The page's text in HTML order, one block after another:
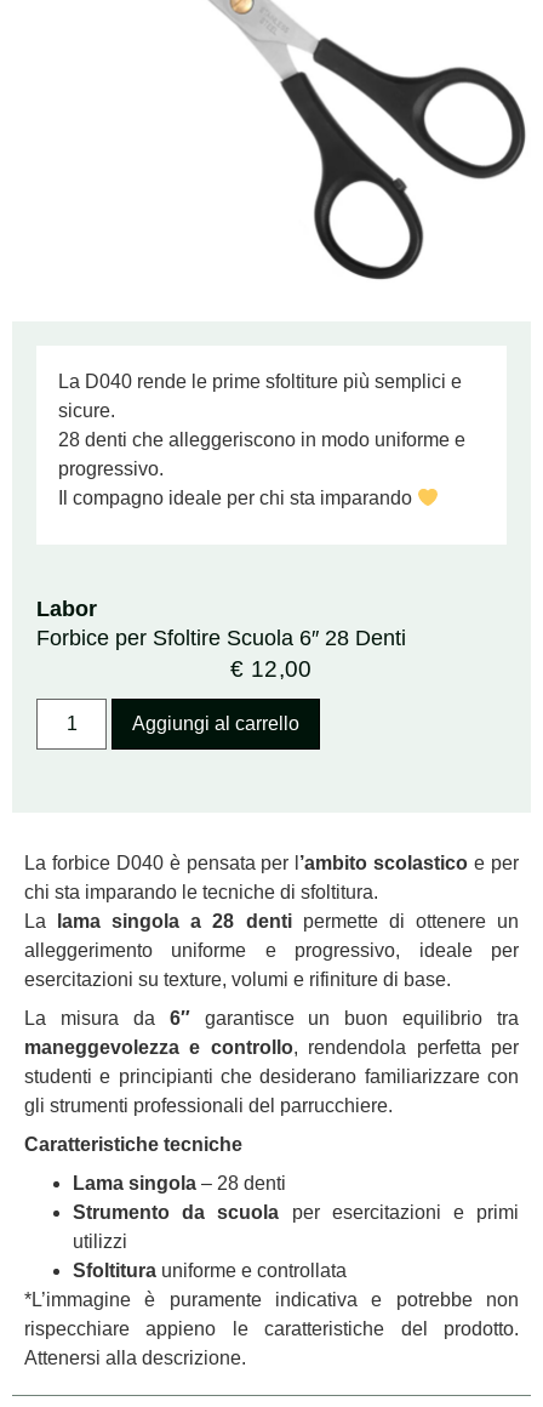
La D040 rende le prime sfoltiture più semplici e
sicure.
28 denti che alleggeriscono in modo uniforme e
progressivo.
Il compagno ideale per chi sta imparando
Labor
Forbice per Sfoltire Scuola 6″ 28 Denti
€ 12,00
Aggiungi al carrello
La forbice D040 è pensata per l ’ambito scolastico e per
chi sta imparando le tecniche di sfoltitura.
La
lama singola a 28 dentipermette di ottenere un
alleggerimento uniforme e progressivo, ideale per
esercitazioni su texture, volumi e rifiniture di base.
La misura da 6″garantisce un buon equilibrio tra
maneggevolezza e controllo, rendendola perfetta per
studenti e principianti che desiderano familiarizzare con
gli strumenti professionali del parrucchiere.
Caratteristiche tecniche
Lama singola – 28 denti
Strumento da scuola per esercitazioni e primi
utilizzi
Sfoltitura uniforme e controllata
*L’immagine è puramente indicativa e potrebbe non
rispecchiare appieno le caratteristiche del prodotto.
Attenersi alla descrizione.